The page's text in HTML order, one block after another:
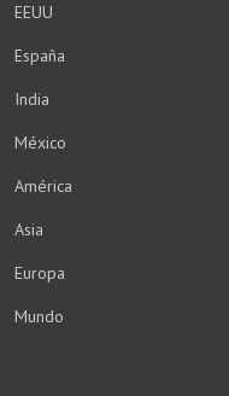
EEUU
España
India
México
América
Asia
Europa
Mundo